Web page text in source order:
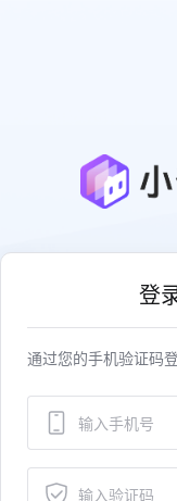
登
通过您的手机验证码